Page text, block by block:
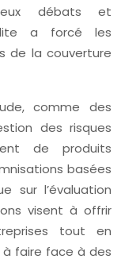
débats et
a forcé les
de la couverture
comme des
des risques
de produits
basées
sur l’évaluation
visent à offrir
tout en
faire face à des